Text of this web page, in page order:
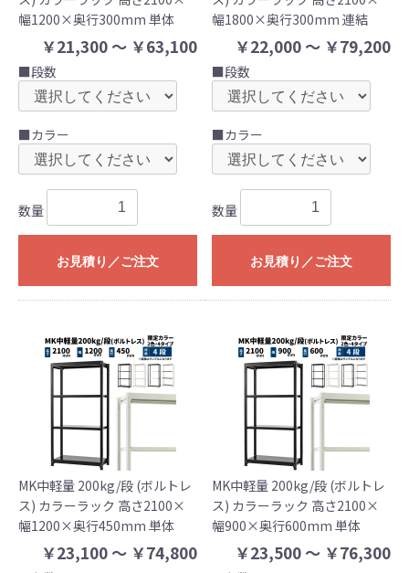
幅1200×奥行300mm 単体
￥21,300 ～ ￥63,100
■段数
■カラー
数量
お見積り／ご注文
幅1800×奥行300mm 連結
￥22,000 ～ ￥79,200
■段数
■カラー
数量
お見積り／ご注文
MK中軽量 200kg/段 (ボルトレ
ス) カラーラック 高さ2100×
幅1200×奥行450mm 単体
￥23,100 ～ ￥74,800
MK中軽量 200kg/段 (ボルトレ
ス) カラーラック 高さ2100×
幅900×奥行600mm 単体
￥23,500 ～ ￥76,300